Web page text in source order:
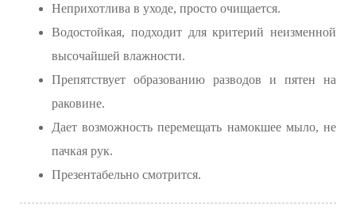
Неприхотлива в уходе, просто очищается.
Водостойкая, подходит для критерий неизменной
высочайшей влажности.
Препятствует образованию разводов и пятен на
раковине.
Дает возможность перемещать намокшее мыло, не
пачкая рук.
Презентабельно смотрится.